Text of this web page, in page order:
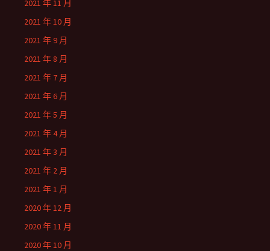
2021 年 11 月
2021 年 10 月
2021 年 9 月
2021 年 8 月
2021 年 7 月
2021 年 6 月
2021 年 5 月
2021 年 4 月
2021 年 3 月
2021 年 2 月
2021 年 1 月
2020 年 12 月
2020 年 11 月
2020 年 10 月